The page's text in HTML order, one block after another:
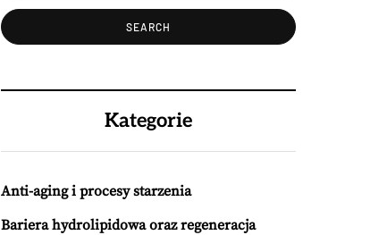
Kategorie
Anti-aging i procesy starzenia
Bariera hydrolipidowa oraz regeneracja